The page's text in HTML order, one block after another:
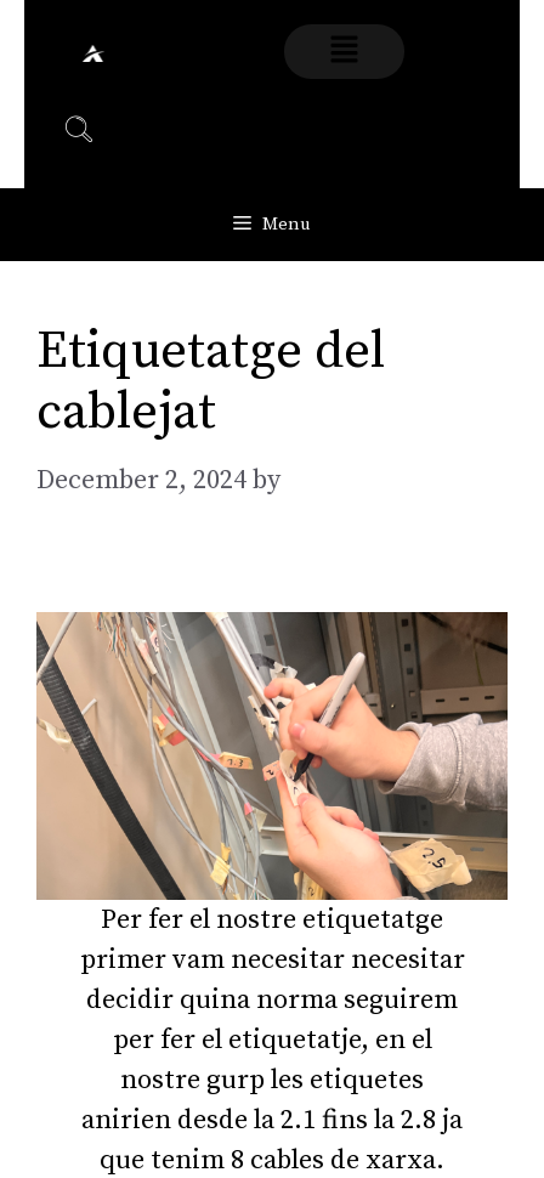
Menu
Etiquetatge del
cablejat
December 2, 2024by
Per fer el nostre etiquetatge
primer vam necesitar necesitar
decidir quina norma seguirem
per fer el etiquetatje, en el
nostre gurp les etiquetes
anirien desde la 2.1 fins la 2.8 ja
que tenim 8 cables de xarxa.